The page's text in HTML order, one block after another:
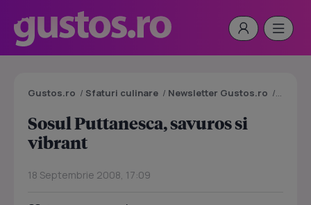
Gustos.ro / Sfaturi culinare / Newsletter Gustos.ro / Sosul
Sosul Puttanesca, savuros si
vibrant
18 Septembrie 2008, 17:09